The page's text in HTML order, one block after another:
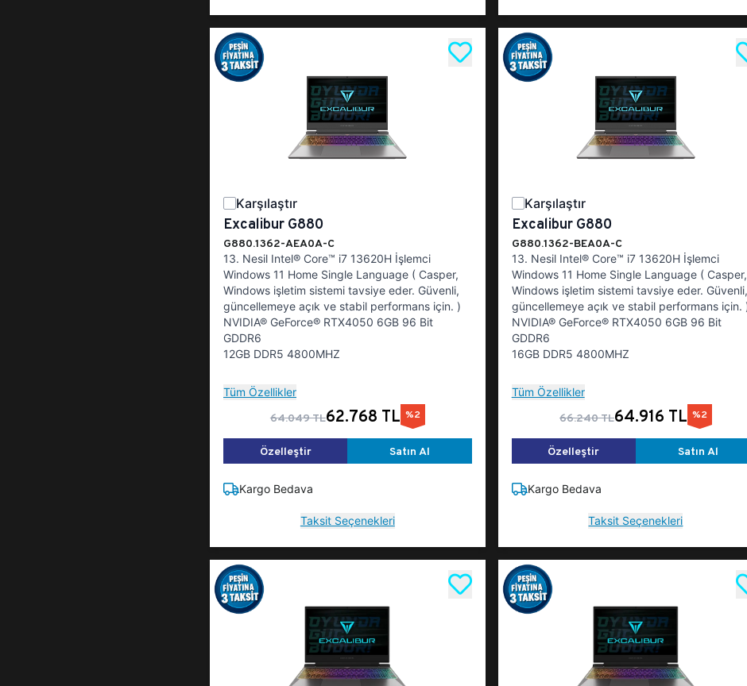
Karşılaştır
Excalibur G880
G880.1362-AEA0A-C
13. Nesil Intel® Core™ i7 13620H İşlemci
Windows 11 Home Single Language ( Casper,
Windows işletim sistemi tavsiye eder. Güvenli,
güncellemeye açık ve stabil performans için. )
NVIDIA® GeForce® RTX4050 6GB 96 Bit
GDDR6
12GB DDR5 4800MHZ
Tüm Özellikler
64.049 TL62.768 TL %2
Özelleştir Satın Al
Kargo Bedava
Taksit Seçenekleri
Karşılaştır
Excalibur G880
G880.1362-BEA0A-C
13. Nesil Intel® Core™ i7 13620H İşlemci
Windows 11 Home Single Language ( Casper,
Windows işletim sistemi tavsiye eder. Güvenli,
güncellemeye açık ve stabil performans için.
NVIDIA® GeForce® RTX4050 6GB 96 Bit
GDDR6
16GB DDR5 4800MHZ
Tüm Özellikler
66.240 TL64.916 TL %2
Özelleştir Satın Al
Kargo Bedava
Taksit Seçenekleri